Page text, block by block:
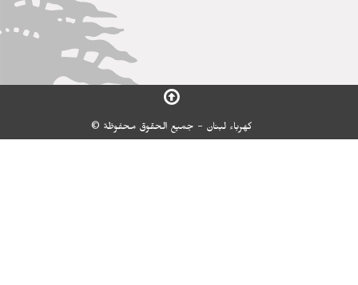
كهرباء لبنان - جميع الحقوق محفوظة ©